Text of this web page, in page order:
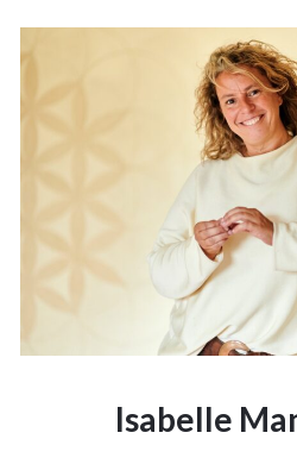
Isabelle